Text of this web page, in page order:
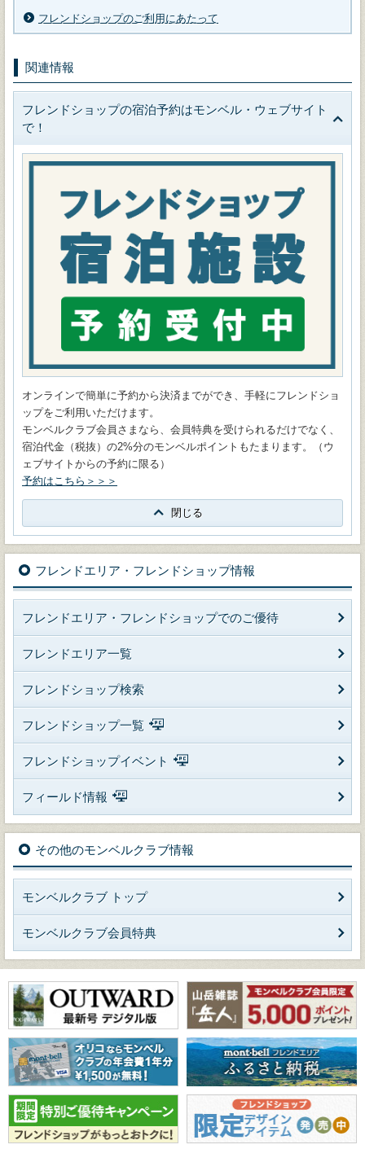
フレンドショップのご利用にあたって
関連情報
フレンドショップの宿泊予約はモンベル・ウェブサイト
で！
オンラインで簡単に予約から決済までができ、手軽にフレンドショ
ップをご利用いただけます。
モンベルクラブ会員さまなら、会員特典を受けられるだけでなく、
宿泊代金（税抜）の2%分のモンベルポイントもたまります。（ウ
ェブサイトからの予約に限る）
予約はこちら＞＞＞
閉じる
フレンドエリア・フレンドショップ情報
フレンドエリア・フレンドショップでのご優待
フレンドエリア一覧
フレンドショップ検索
フレンドショップ一覧
フレンドショップイベント
フィールド情報
その他のモンベルクラブ情報
モンベルクラブ トップ
モンベルクラブ会員特典